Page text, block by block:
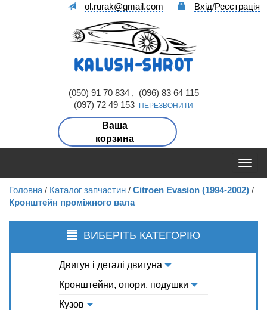
ol.rurak@gmail.com Вхід/Реєстрація
(050) 91 70 834 , (096) 83 64 115
(097) 72 49 153
ПЕРЕЗВОНИТИ
Ваша
корзина
Головна / Каталог запчастин / Citroen Evasion (1994-2002) /
Кронштейн проміжного вала
ВИБЕРІТЬ КАТЕГОРІЮ
Двигун і деталі двигуна
Кронштейни, опори, подушки
Кузов